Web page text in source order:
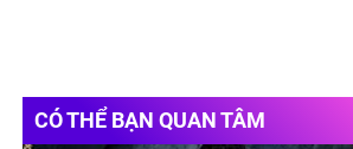
CÓ THỂ BẠN QUAN TÂM